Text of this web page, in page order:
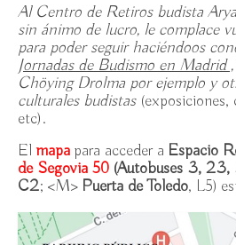
Al Centro de Retiros budista
sin ánimo de lucro, le complace
para poder seguir haciéndoos
Jornadas de Budismo en Madrid ,
Chöying Drolma por ejemplo y
culturales budistas(exposiciones,
etc).
El mapa para acceder a Espacio
de Segovia 50 (Autobuses 3,
C2; <M> Puerta de Toledo, L5)